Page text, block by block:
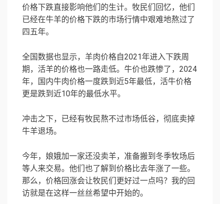
价格下跌直接影响他们的生计。牧民们回忆，他们
已经在牛羊的价格下跌的市场行情中艰难地熬过了
四五年。
全国数据也显示，羊肉价格自2021年进入下跌周
期，活羊的价格也一路走低。牛价也跌惨了，2024
年，国内牛肉价格一度跌到近5年最低，活牛价格
更是跌到近10年的最低水平。
冲击之下，已经有牧民熬不过市场低谷，彻底卖掉
牛羊退场。
今年，娘娥加一家还没卖羊，准备搬到冬季牧场后
等人来交易。他们也了解到价格比去年涨了一些。
那么，价格回涨会让牧民们更好过一点吗？我的回
访就是在这样一丝丝希望中开始的。